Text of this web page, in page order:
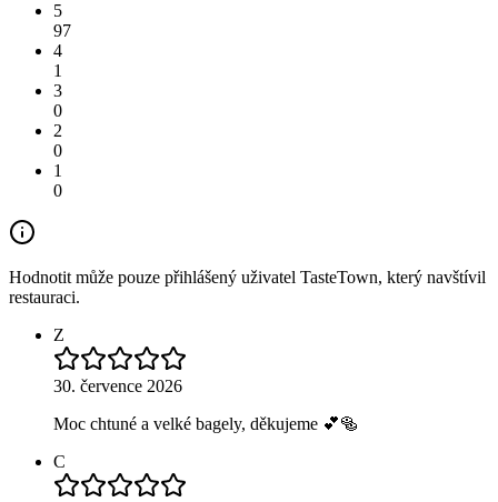
5
97
4
1
3
0
2
0
1
0
Hodnotit může pouze přihlášený uživatel TasteTown, který navštívil
restauraci.
Z
30. července 2026
Moc chtuné a velké bagely, děkujeme 💕🥯
C